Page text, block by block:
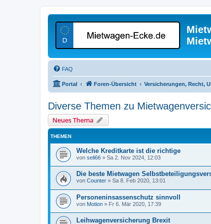
FAQ
Portal Foren-Übersicht Versicherungen, Recht,
Diverse Themen zu
Neues Thema
THEMEN
Welche Kreditkarte ist die richtige
von seli66 » Sa 2. Nov 2024, 12:03
Die beste Mietwagen
von Counter » Sa 8. Feb 2020, 13:01
Personeninsassenschutz sinnvoll
von Motion » Fr 6. Mär 2020, 17:39
Leihwagenversicherung Brexit